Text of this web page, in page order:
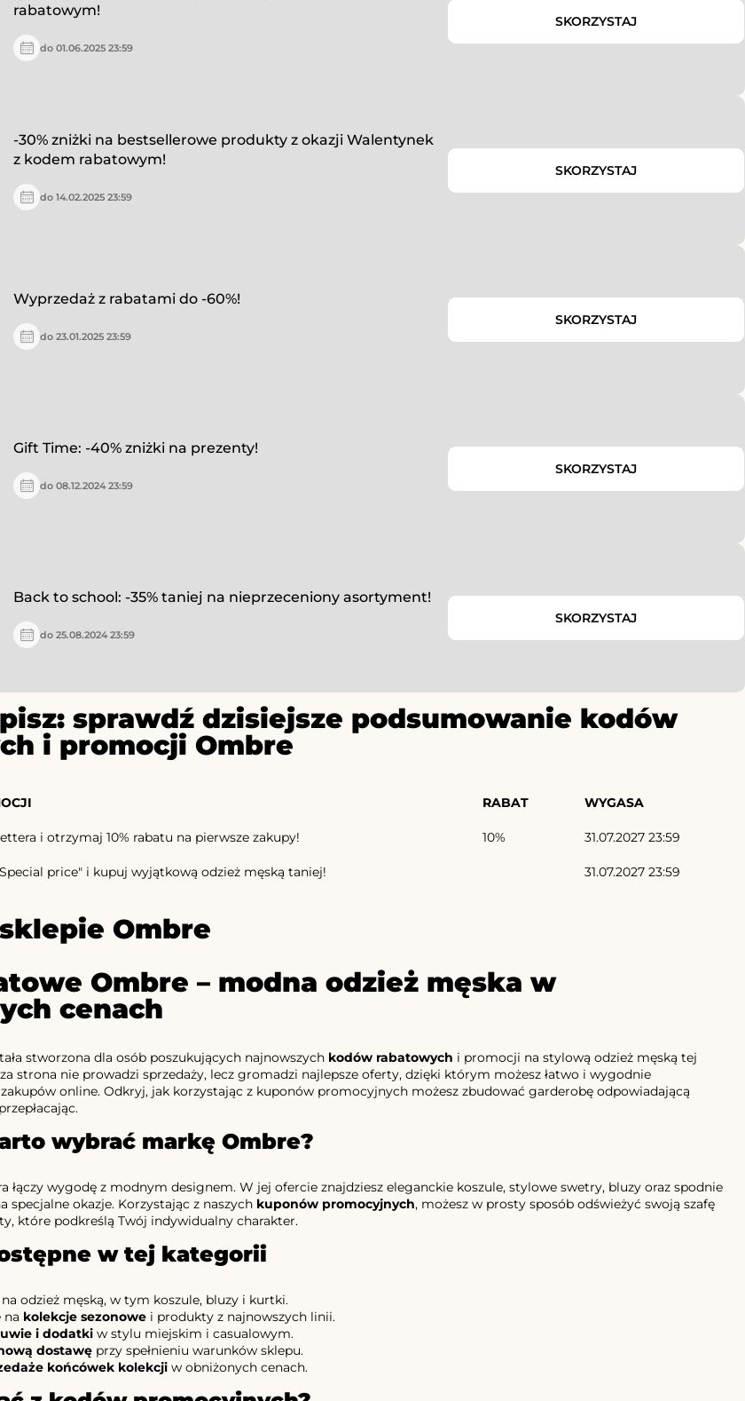
rabatowym!
do 01.06.2025 23:59
SKORZYSTAJ
-30% zniżki na bestsellerowe produkty z okazji Walentynek
z kodem rabatowym!
do 14.02.2025 23:59
SKORZYSTAJ
Wyprzedaż z rabatami do -60%!
do 23.01.2025 23:59
SKORZYSTAJ
Gift Time: -40% zniżki na prezenty!
do 08.12.2024 23:59
SKORZYSTAJ
Back to school: -35% taniej na nieprzeceniony asortyment!
do 25.08.2024 23:59
SKORZYSTAJ
sprawdź dzisiejsze podsumowanie kodów
i promocji Ombre
RABAT WYGASA
i otrzymaj 10% rabatu na pierwsze zakupy! 10% 31.07.2027 23:59
price" i kupuj wyjątkową odzież męską taniej! 31.07.2027 23:59
Ombre
Ombre – modna odzież męska w
cenach
stworzona dla osób poszukujących najnowszych kodów rabatowych i promocji na stylową odzież męską tej
strona nie prowadzi sprzedaży, lecz gromadzi najlepsze oferty, dzięki którym możesz łatwo i wygodnie
zakupów online. Odkryj, jak korzystając z kuponów promocyjnych możesz zbudować garderobę odpowiadającą
wybrać markę Ombre?
łączy wygodę z modnym designem. W jej ofercie znajdziesz eleganckie koszule, stylowe swetry, bluzy oraz spodnie
specjalne okazje. Korzystając z naszych kuponów promocyjnych, możesz w prosty sposób odświeżyć swoją szafę
które podkreślą Twój indywidualny charakter.
w tej kategorii
na odzież męską, w tym koszule, bluzy i kurtki.
na kolekcje sezonowe i produkty z najnowszych linii.
i dodatki w stylu miejskim i casualowym.
dostawę przy spełnieniu warunków sklepu.
końcówek kolekcji w obniżonych cenach.